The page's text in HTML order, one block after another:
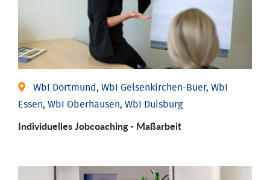
WbI Dortmund, WbI Gelsenkirchen-Buer, WbI
Essen, WbI Oberhausen, WbI Duisburg
Individu­elles Job­coaching - Maßarbeit